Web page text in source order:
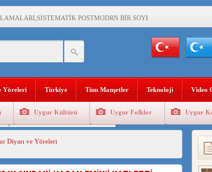
POSTMODRN BİR SOYKIRIMDIR!
: DOĞU TÜRKİSTAN BİZİM KIRMIZI ÇİZGİMİZDİR!”
AKADEMİSİ BAŞKANI’NA TEPKİLER SÜRÜYOR
URUMÇİ ŞEHİTLERİNİ RAHMETLE ANIYORUZ
GARİP SANSÜR VE HADSIZ İHTAR
AYI,DOĞU TÜRKİSTAN İÇİN KATLİAM AYI DEĞİLDİR !
Yöreleri Türkiye Tüm Manşetler Teknoloji Video
Uygur Kültürü Uygur Folklor Uygur
Diyarı ve Yöreleri